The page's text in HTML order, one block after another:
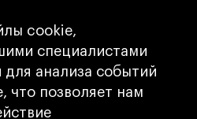
cookie,
специалистами
анализа событий
что позволяет нам
с господдержкой
образовательной
«Универсальный